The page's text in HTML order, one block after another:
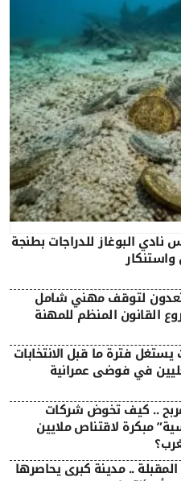
نادي البوغاز للدراجات بطنجة
لتوقف مهني شامل
القانون المنظم للمهنة
فترة ما قبل الانتخابات
في فوضى عمرانية
.. كيف تخوض شركات
مبكرة لاقتناص ملايين
.. مدينة كبرى يحاصرها